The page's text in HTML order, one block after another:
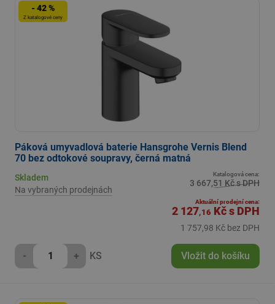
- 42 %
Z katalogové ceny
Páková umyvadlová baterie Hansgrohe Vernis Blend
70 bez odtokové soupravy, černá matná
Skladem
Na vybraných prodejnách
Katalogová cena:
3 667,51 Kč s DPH
Aktuální prodejní cena:
2 127,16 Kčs DPH
1 757,98 Kč bez DPH
- + KS Vložit do košíku